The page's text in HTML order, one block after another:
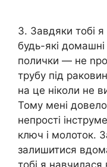
3. Завдяки тобі я
будь-які
полички — не
трубу під
на це ніколи не
Тому мені
непрості
ключ і молоток.
залишитися
тобі я